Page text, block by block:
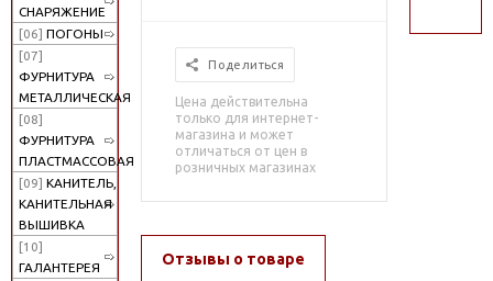
СНАРЯЖЕНИЕ
[06] ПОГОНЫ
[07]
ФУРНИТУРА
МЕТАЛЛИЧЕСКАЯ
[08]
ФУРНИТУРА
ПЛАСТМАССОВАЯ
[09] КАНИТЕЛЬ,
КАНИТЕЛЬНАЯ
ВЫШИВКА
[10]
ГАЛАНТЕРЕЯ
Поделиться
Цена действительна
только для интернет-
магазина и может
отличаться от цен в
розничных магазинах
Отзывы о товаре